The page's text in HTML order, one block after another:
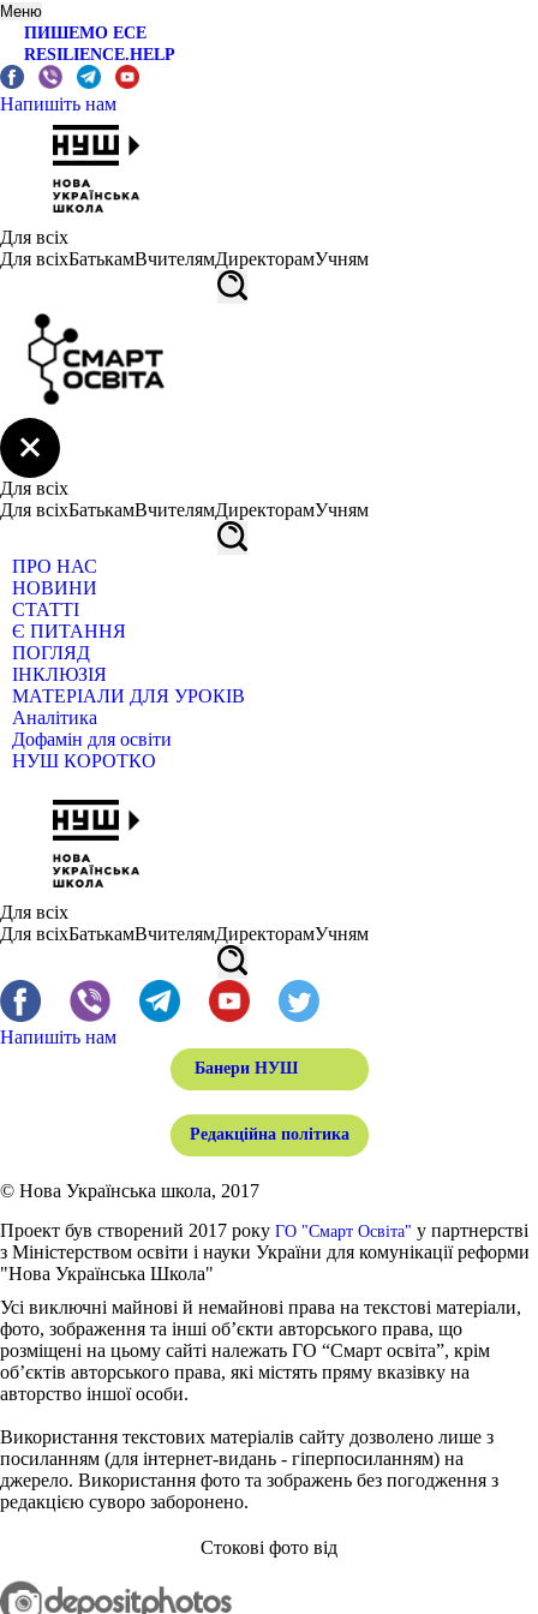
Меню
ПИШЕМО ЕСЕ
RESILIENCE.HELP
Напишіть нам
Для всіх
Для всіхБатькамВчителямДиректорамУчням
Для всіх
Для всіхБатькамВчителямДиректорамУчням
ПРО НАС
НОВИНИ
СТАТТІ
Є ПИТАННЯ
ПОГЛЯД
ІНКЛЮЗІЯ
МАТЕРІАЛИ ДЛЯ УРОКІВ
Аналітика
Дофамін для освіти
НУШ КОРОТКО
Для всіх
Для всіхБатькамВчителямДиректорамУчням
Напишіть нам
Банери НУШ
Редакційна політика
© Нова Українська школа, 2017
Проект був створений 2017 року ГО "Смарт Освіта" у партнерстві
з Міністерством освіти і науки України для комунікації реформи
"Нова Українська Школа"
Усі виключні майнові й немайнові права на текстові матеріали,
фото, зображення та інші об’єкти авторського права, що
розміщені на цьому сайті належать ГО “Смарт освіта”, крім
об’єктів авторського права, які містять пряму вказівку на
авторство іншої особи.
Використання текстових матеріалів сайту дозволено лише з
посиланням (для інтернет-видань - гіперпосиланням) на
джерело. Використання фото та зображень без погодження з
редакцією суворо заборонено.
Стокові фото від